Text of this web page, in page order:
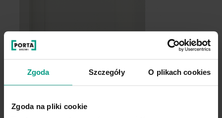
Zgoda Szczegóły O plikach cookies
Zgoda na pliki cookie